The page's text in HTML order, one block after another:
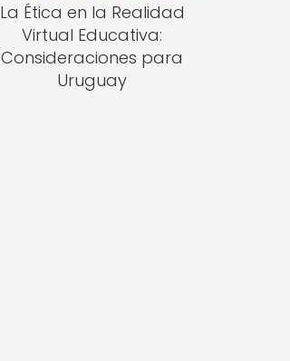
La Ética en la Realidad
Virtual Educativa:
Consideraciones para
Uruguay